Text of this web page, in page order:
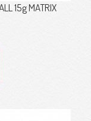
15g MATRIX